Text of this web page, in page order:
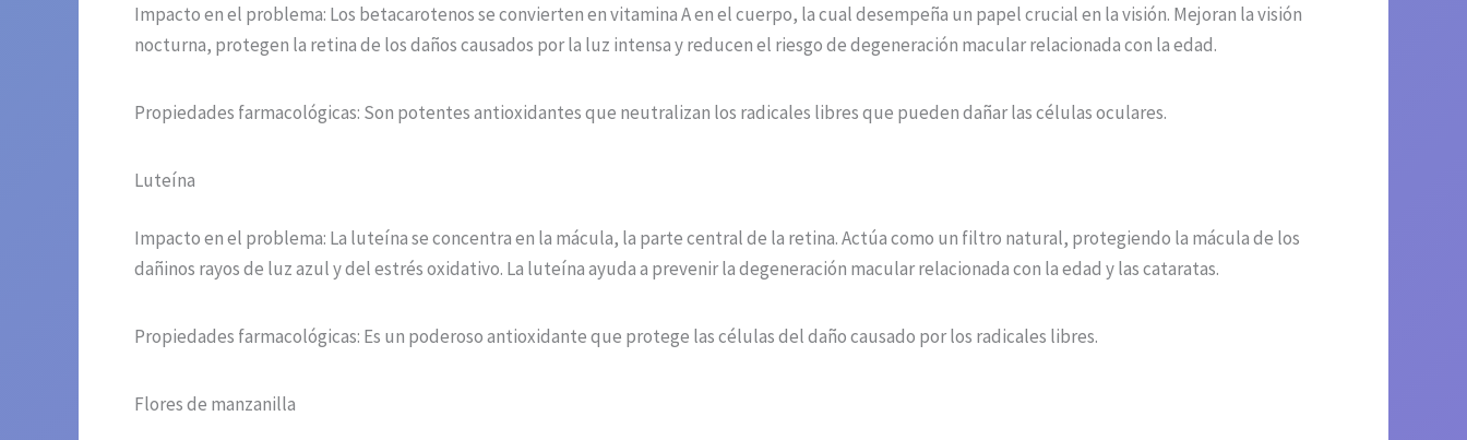
Impacto en el problema: Los betacarotenos se convierten en vitamina A en el cuerpo, la cual desempeña un papel crucial en la visión. Mejoran la visión
nocturna, protegen la retina de los daños causados por la luz intensa y reducen el riesgo de degeneración macular relacionada con la edad.
Propiedades farmacológicas: Son potentes antioxidantes que neutralizan los radicales libres que pueden dañar las células oculares.
Luteína
Impacto en el problema: La luteína se concentra en la mácula, la parte central de la retina. Actúa como un filtro natural, protegiendo la mácula de los
dañinos rayos de luz azul y del estrés oxidativo. La luteína ayuda a prevenir la degeneración macular relacionada con la edad y las cataratas.
Propiedades farmacológicas: Es un poderoso antioxidante que protege las células del daño causado por los radicales libres.
Flores de manzanilla